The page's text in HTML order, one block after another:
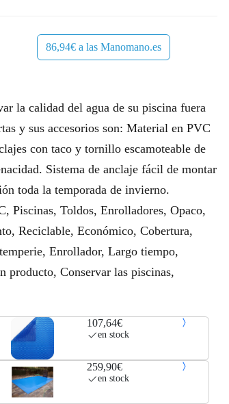
86,94€ a las Manomano.es
la calidad del agua de su piscina fuera
y sus accesorios son: Material en PVC
con taco y tornillo escamoteable de
Sistema de anclaje fácil de montar
toda la temporada de invierno.
Piscinas, Toldos, Enrolladores, Opaco,
Reciclable, Económico, Cobertura,
Enrollador, Largo tiempo,
producto, Conservar las piscinas,
107,64€
en stock
259,90€
en stock